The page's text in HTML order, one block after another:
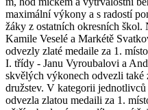
maximální výkony a s radostí
žáky z ostatních okresních
Kamile Veselé a Markétě
odvezly zlaté medaile za 1.
I. třídy - Janu Vyroubalovi a
skvělých výkonech odvezli také
družstev. V kategorii
odvezla zlatou medaili za 1.